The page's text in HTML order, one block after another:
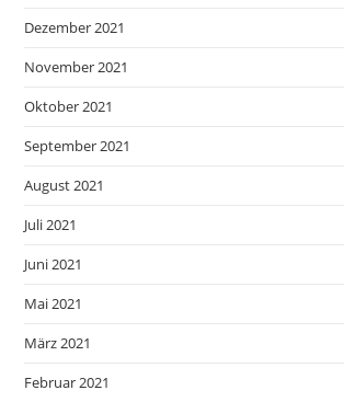
Dezember 2021
November 2021
Oktober 2021
September 2021
August 2021
Juli 2021
Juni 2021
Mai 2021
März 2021
Februar 2021